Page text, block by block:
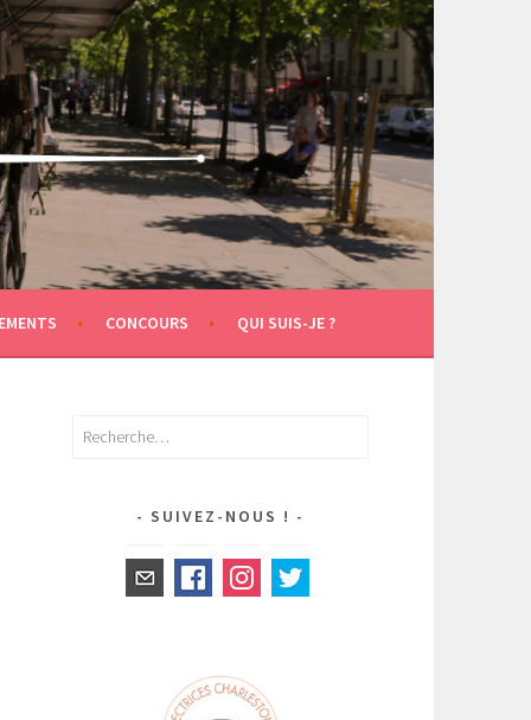
CONCOURS QUI SUIS-JE ?
Rechercher :
SUIVEZ-NOUS !